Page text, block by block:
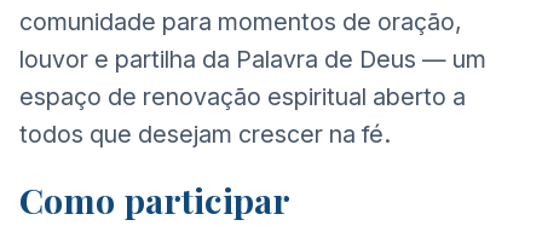
comunidade para momentos de oração,
louvor e partilha da Palavra de Deus — um
espaço de renovação espiritual aberto a
todos que desejam crescer na fé.
Como participar